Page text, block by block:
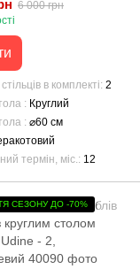
6 000 грн
стільців в комплекті 2
Круглий
⌀60 см
термін, міс.
12
СЕЗОНУ ДО -70%